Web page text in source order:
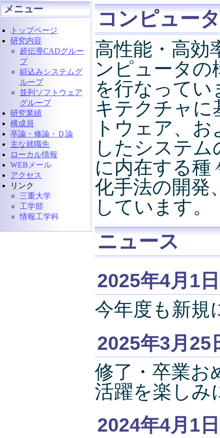
コンピュー
高性能・高効
ンピュータの
を行なって
キテクチャに
トウェア、
したシステ
に内在する種
化手法の開発
しています。
ニュース
2025年4月1日
今年度も新規
2025年3月25
修了・卒業お
活躍を楽しみ
2024年4月1日
メニュー
トップページ
研究内容
超伝導CADグルー
プ
組込みシステムグ
ループ
並列ソフトウェア
グループ
研究業績
構成員
卒論・修論・Ｄ論
主な就職先
ローカル情報
WEBメール
アクセス
リンク
三重大学
工学部
情報工学科